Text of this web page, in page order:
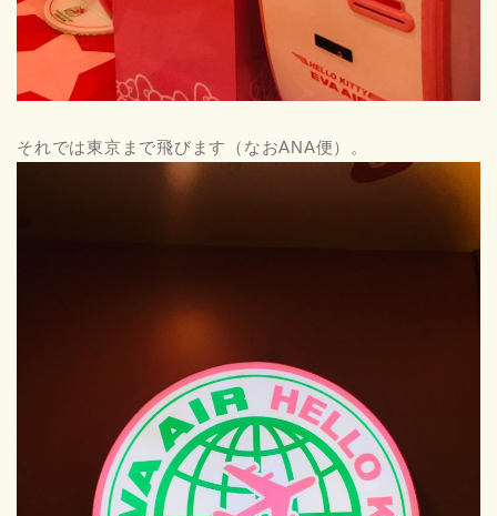
それでは東京まで飛びます（なおANA便）。